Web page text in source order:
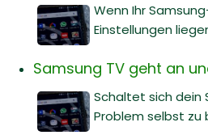
Wenn Ihr
Einstellungen
Samsung TV geht an
Schaltet sich dein
Problem selbst zu